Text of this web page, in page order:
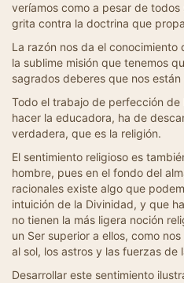
veríamos como a pesar de
grita contra la doctrina que
La razón nos da el
la sublime misión que tenemos
sagrados deberes que nos
Todo el trabajo de perfección
hacer la educadora, ha de
verdadera, que es la religión.
El sentimiento religioso es
hombre, pues en el fondo del
racionales existe algo que
intuición de la Divinidad, y que
no tienen la más ligera noción
un Ser superior a ellos, como
al sol, los astros y las fuerzas de
Desarrollar este sentimiento